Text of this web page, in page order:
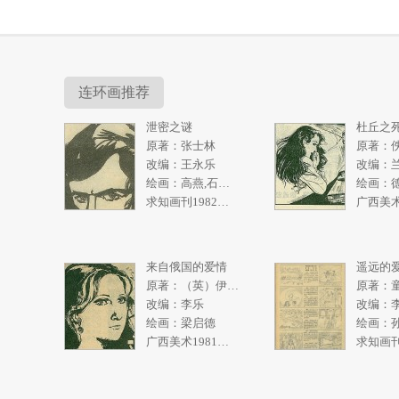
连环画推荐
泄密之谜
原著：张士林
改编：王永乐
杜丘之
原著：
改编：
绘画：
来自俄国的爱情
改编：李乐
绘画：梁启德
遥远的
原著：
改编：